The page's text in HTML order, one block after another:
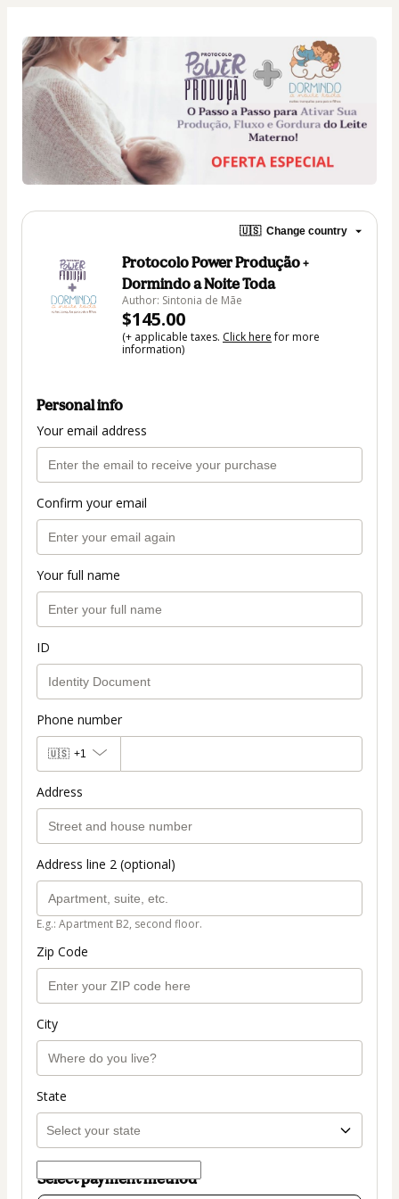
🇺🇸 Change country
Protocolo Power Produção +
Dormindo a Noite Toda
Author: Sintonia de Mãe
$145.00
(+ applicable taxes. Click herefor more
information)
Personal info
Your email address
Confirm your email
Your full name
ID
Phone number
🇺🇸 +1
Address
Address line 2 (optional)
E.g.: Apartment B2, second floor.
Zip Code
City
State
Select payment method